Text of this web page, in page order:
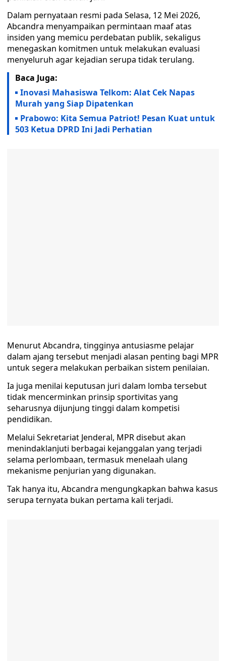
Dalam pernyataan resmi pada Selasa, 12 Mei 2026,
Abcandra menyampaikan permintaan maaf atas
insiden yang memicu perdebatan publik, sekaligus
menegaskan komitmen untuk melakukan evaluasi
menyeluruh agar kejadian serupa tidak terulang.
Baca Juga:
Inovasi Mahasiswa Telkom: Alat Cek Napas
Murah yang Siap Dipatenkan
Prabowo: Kita Semua Patriot! Pesan Kuat untuk
503 Ketua DPRD Ini Jadi Perhatian
Menurut Abcandra, tingginya antusiasme pelajar
dalam ajang tersebut menjadi alasan penting bagi MPR
untuk segera melakukan perbaikan sistem penilaian.
Ia juga menilai keputusan juri dalam lomba tersebut
tidak mencerminkan prinsip sportivitas yang
seharusnya dijunjung tinggi dalam kompetisi
pendidikan.
Melalui Sekretariat Jenderal, MPR disebut akan
menindaklanjuti berbagai kejanggalan yang terjadi
selama perlombaan, termasuk menelaah ulang
mekanisme penjurian yang digunakan.
Tak hanya itu, Abcandra mengungkapkan bahwa kasus
serupa ternyata bukan pertama kali terjadi.